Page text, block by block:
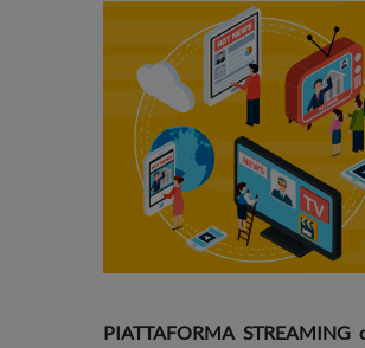
PIATTAFORMA STREAMING